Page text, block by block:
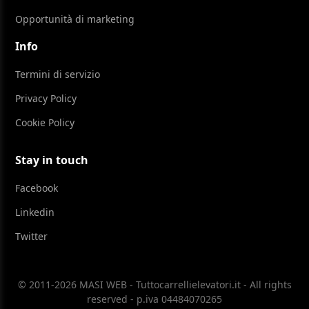
Opportunità di marketing
Info
Termini di servizio
Privacy Policy
Cookie Policy
Stay in touch
Facebook
Linkedin
Twitter
© 2011-2026 MASI WEB - Tuttocarrellielevatori.it - All rights
reserved - p.iva 04484070265